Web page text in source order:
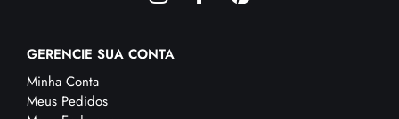
GERENCIE SUA CONTA
Minha Conta
Meus Pedidos